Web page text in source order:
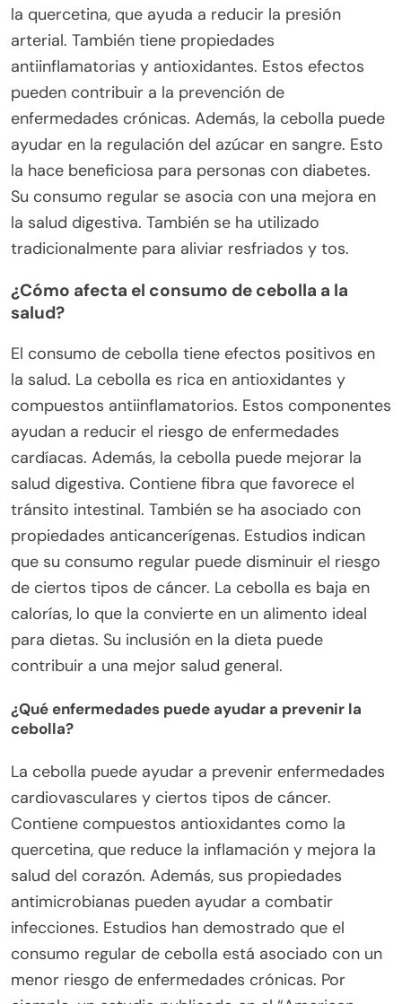
la quercetina, que ayuda a reducir la presión
arterial. También tiene propiedades
antiinflamatorias y antioxidantes. Estos efectos
pueden contribuir a la prevención de
enfermedades crónicas. Además, la cebolla puede
ayudar en la regulación del azúcar en sangre. Esto
la hace beneficiosa para personas con diabetes.
Su consumo regular se asocia con una mejora en
la salud digestiva. También se ha utilizado
tradicionalmente para aliviar resfriados y tos.
¿Cómo afecta el consumo de cebolla a la
salud?
El consumo de cebolla tiene efectos positivos en
la salud. La cebolla es rica en antioxidantes y
compuestos antiinflamatorios. Estos componentes
ayudan a reducir el riesgo de enfermedades
cardíacas. Además, la cebolla puede mejorar la
salud digestiva. Contiene fibra que favorece el
tránsito intestinal. También se ha asociado con
propiedades anticancerígenas. Estudios indican
que su consumo regular puede disminuir el riesgo
de ciertos tipos de cáncer. La cebolla es baja en
calorías, lo que la convierte en un alimento ideal
para dietas. Su inclusión en la dieta puede
contribuir a una mejor salud general.
¿Qué enfermedades puede ayudar a prevenir la
cebolla?
La cebolla puede ayudar a prevenir enfermedades
cardiovasculares y ciertos tipos de cáncer.
Contiene compuestos antioxidantes como la
quercetina, que reduce la inflamación y mejora la
salud del corazón. Además, sus propiedades
antimicrobianas pueden ayudar a combatir
infecciones. Estudios han demostrado que el
consumo regular de cebolla está asociado con un
menor riesgo de enfermedades crónicas. Por